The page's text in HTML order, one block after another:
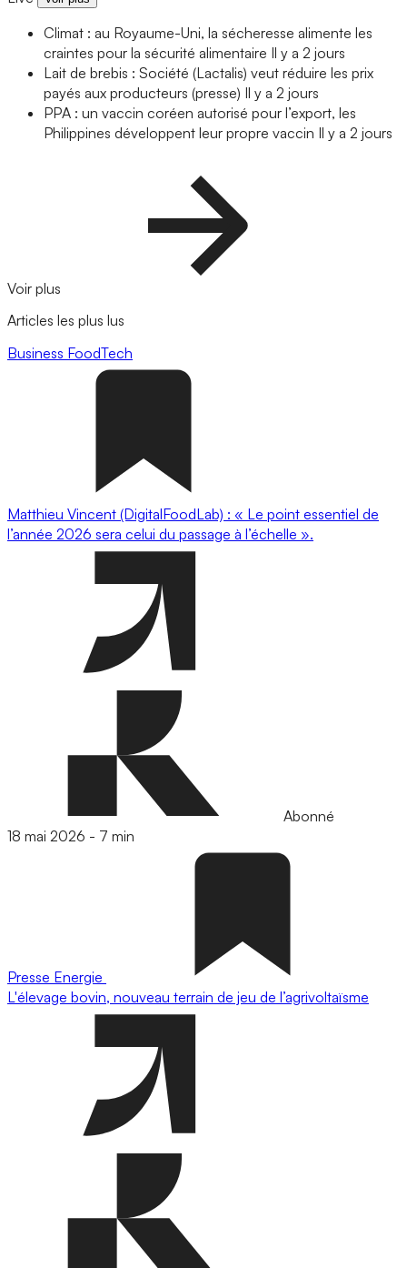
Climat : au Royaume-Uni, la sécheresse alimente les
craintes pour la sécurité alimentaire Il y a 2 jours
Lait de brebis : Société (Lactalis) veut réduire les prix
payés aux producteurs (presse) Il y a 2 jours
PPA : un vaccin coréen autorisé pour l’export, les
Philippines développent leur propre vaccin Il y a 2 jours
Voir plus
Articles les plus lus
Business FoodTech
Matthieu Vincent (DigitalFoodLab) : « Le point essentiel de
l’année 2026 sera celui du passage à l’échelle ».
Abonné
18 mai 2026 - 7 min
Presse Energie
L'élevage bovin, nouveau terrain de jeu de l’agrivoltaïsme